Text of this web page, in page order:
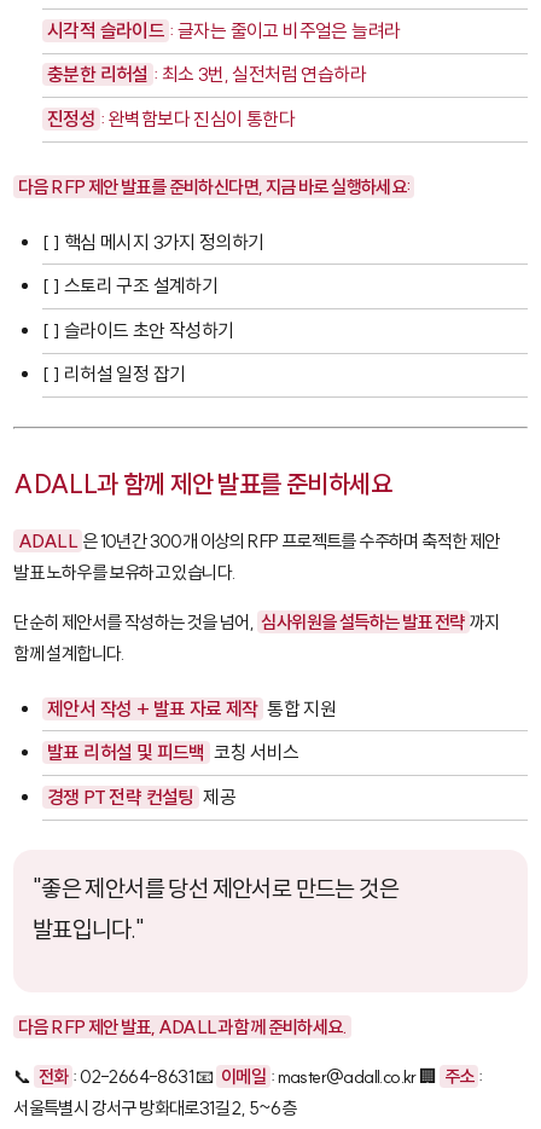
시각적 슬라이드 : 글자는 줄이고 비주얼은 늘려라
충분한 리허설 : 최소 3번, 실전처럼 연습하라
진정성 : 완벽함보다 진심이 통한다
다음 RFP 제안 발표를 준비하신다면, 지금 바로 실행하세요:
[ ] 핵심 메시지 3가지 정의하기
[ ] 스토리 구조 설계하기
[ ] 슬라이드 초안 작성하기
[ ] 리허설 일정 잡기
ADALL과 함께 제안 발표를 준비하세요
ADALL 은 10년간 300개 이상의 RFP 프로젝트를 수주하며 축적한 제안
발표 노하우를 보유하고 있습니다.
단순히 제안서를 작성하는 것을 넘어, 심사위원을 설득하는 발표 전략 까지
함께 설계합니다.
제안서 작성 + 발표 자료 제작 통합 지원
발표 리허설 및 피드백 코칭 서비스
경쟁 PT 전략 컨설팅 제공
"좋은 제안서를 당선 제안서로 만드는 것은
발표입니다."
다음 RFP 제안 발표, ADALL과 함께 준비하세요.
📞 전화 : 02-2664-8631 📧 이메일 : master@adall.co.kr 🏢 주소 :
서울특별시 강서구 방화대로31길 2, 5~6층